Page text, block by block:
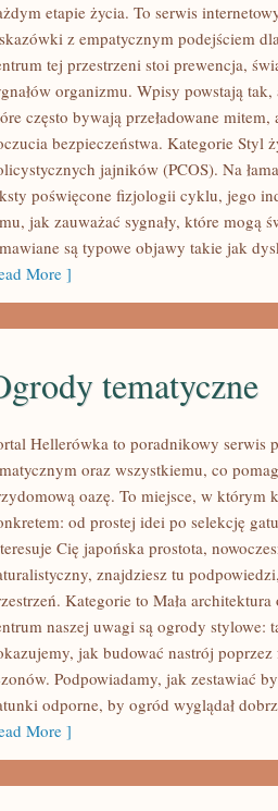
etapie życia. To serwis
z empatycznym podejściem
tej przestrzeni stoi prewencja,
organizmu. Wpisy powstają
często bywają przeładowane
bezpieczeństwa. Kategorie Styl
jajników (PCOS). Na
poświęcone fizjologii cyklu, jego
jak zauważać sygnały, które mogą
są typowe objawy takie jak
More ]
tematyczne
Hellerówka to poradnikowy serwis
oraz wszystkiemu, co
oazę. To miejsce, w którym
od prostej idei po selekcję
Cię japońska prostota,
znajdziesz tu
Kategorie to Mała
naszej uwagi są ogrody stylowe:
jak budować nastrój
Podpowiadamy, jak zestawiać
odporne, by ogród wyglądał
More ]